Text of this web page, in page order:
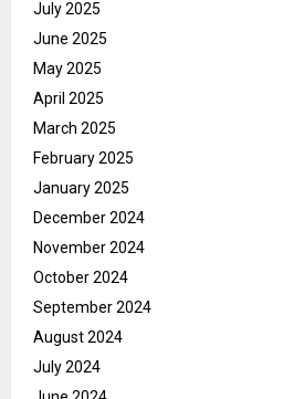
July 2025
June 2025
May 2025
April 2025
March 2025
February 2025
January 2025
December 2024
November 2024
October 2024
September 2024
August 2024
July 2024